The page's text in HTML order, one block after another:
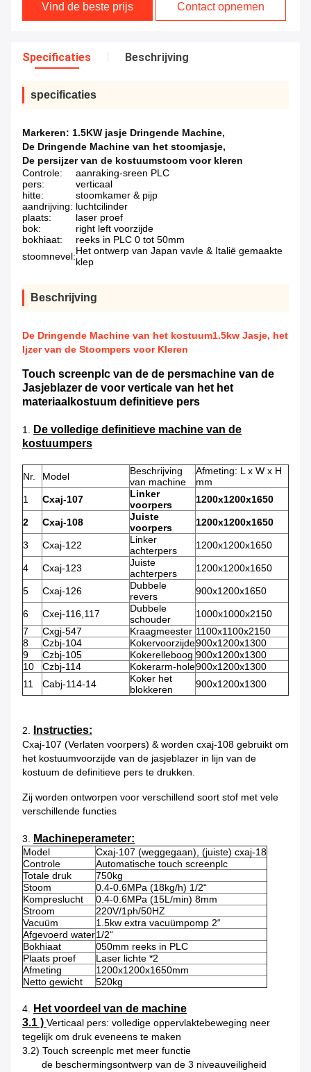
Vind de beste prijs Contact opnemen
Specificaties Beschrijving
specificaties
Markeren: 1.5KW jasje Dringende Machine,
De Dringende Machine van het stoomjasje,
De persijzer van de kostuumstoom voor kleren
Controle:
aanraking-sreen PLC
pers:
verticaal
hitte:
stoomkamer & pijp
aandrijving: luchtcilinder
plaats:
laser proef
bok:
right left voorzijde
bokhiaat:
reeks in PLC 0 tot 50mm
stoomnevel:Het ontwerp van Japan vavle & Italië gemaakte
klep
Beschrijving
De Dringende Machine van het kostuum1.5kw Jasje, het
Ijzer van de Stoompers voor Kleren
Touch screenplc van de de persmachine van de
Jasjeblazer de voor verticale van het het
materiaalkostuum definitieve pers
1. De volledige definitieve machine van de
kostuumpers
Nr. Model
Beschrijving
van machine
Afmeting: L x W x H
mm
1
Cxaj-107
Linker
voorpers
1200x1200x1650
2 Cxaj-108
Juiste
voorpers
1200x1200x1650
3 Cxaj-122
Linker
achterpers
1200x1200x1650
4 Cxaj-123
Juiste
achterpers
1200x1200x1650
5 Cxaj-126
Dubbele
revers
900x1200x1650
6 Cxej-116,117
Dubbele
schouder
1000x1000x2150
7
Cxgj-547 Kraagmeester 1100x1100x2150
8
Czbj-104 Kokervoorzijde900x1200x1300
9
Czbj-105 Kokerelleboog 900x1200x1300
10
Czbj-114 Kokerarm-hole900x1200x1300
11
Cabj-114-14
Koker het
blokkeren
900x1200x1300
2. Instructies:
Cxaj-107 (Verlaten voorpers) & worden cxaj-108 gebruikt om
het kostuumvoorzijde van de jasjeblazer in lijn van de
kostuum de definitieve pers te drukken.
Zij worden ontworpen voor verschillend soort stof met vele
verschillende functies
3. Machineperameter:
Model
Cxaj-107 (weggegaan), (juiste) cxaj-18
Controle
Automatische touch screenplc
Totale druk
750kg
Stoom
0.4-0.6MPa (18kg/h) 1/2“
Kompreslucht
0.4-0.6MPa (15L/min) 8mm
Stroom
220V/1ph/50HZ
Vacuüm
1.5kw extra vacuümpomp 2“
Afgevoerd water1/2“
Bokhiaat
050mm reeks in PLC
Plaats proef
Laser lichte *2
Afmeting
1200x1200x1650mm
Netto gewicht
520kg
4. Het voordeel van de machine
3.1 ) Verticaal pers: volledige oppervlaktebeweging neer
tegelijk om druk eveneens te maken
3.2) Touch screenplc met meer functie
de beschermingsontwerp van de 3 niveauveiligheid